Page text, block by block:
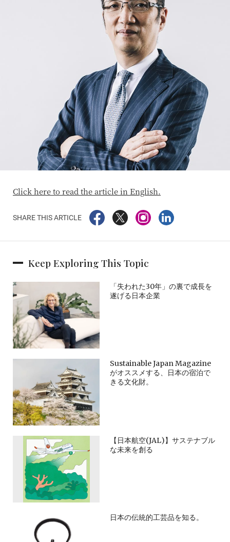
Click here to read the article in English.
SHARE THIS ARTICLE
Keep Exploring This Topic
「失われた30年」の裏で成長を
遂げる日本企業
Sustainable Japan Magazine
がオススメする、日本の宿泊で
きる文化財。
【日本航空(JAL)】サステナブル
な未来を創る
日本の伝統的工芸品を知る。